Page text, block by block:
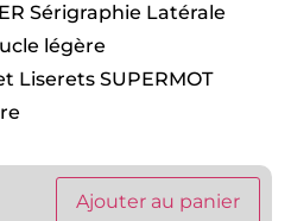
Sérigraphie Latérale
légère
Liserets SUPERMOT
Ajouter au panier